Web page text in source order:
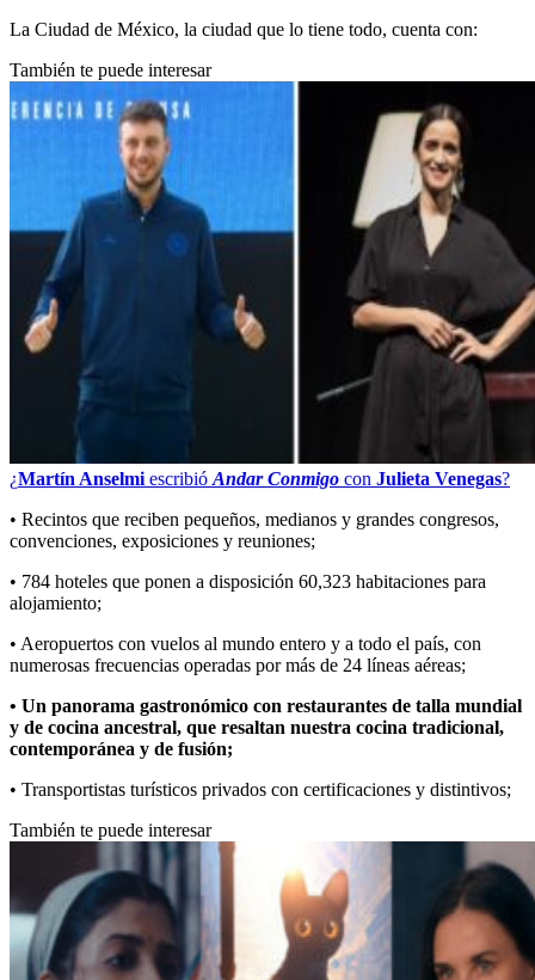
La Ciudad de México, la ciudad que lo tiene todo, cuenta con:
También te puede interesar
¿Martín Anselmi escribió Andar Conmigo con Julieta Venegas?
• Recintos que reciben pequeños, medianos y grandes congresos,
convenciones, exposiciones y reuniones;
• 784 hoteles que ponen a disposición 60,323 habitaciones para
alojamiento;
• Aeropuertos con vuelos al mundo entero y a todo el país, con
numerosas frecuencias operadas por más de 24 líneas aéreas;
• Un panorama gastronómico con restaurantes de talla mundial
y de cocina ancestral, que resaltan nuestra cocina tradicional,
contemporánea y de fusión;
• Transportistas turísticos privados con certificaciones y distintivos;
También te puede interesar